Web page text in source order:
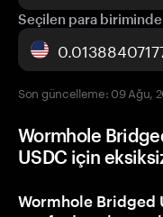
Seçilen para
Son güncelleme: 09 Ağu,
Wormhole
USDC için
Wormhole Bridged